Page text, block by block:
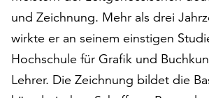
„Alle
akzeptieren“,
alle
Cookies
und Zeichnung. Mehr als drei
wirkte er an seinem einstigen
Hochschule für Grafik und
Lehrer. Die Zeichnung bildet die